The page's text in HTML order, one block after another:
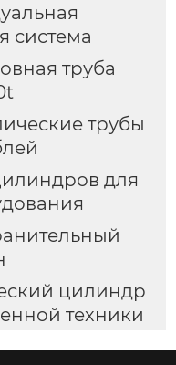
система
труба
трубы
для
цилиндр
техники